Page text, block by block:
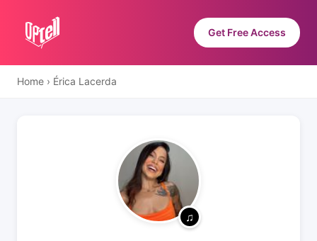
Get Free Access
Home › Érica Lacerda